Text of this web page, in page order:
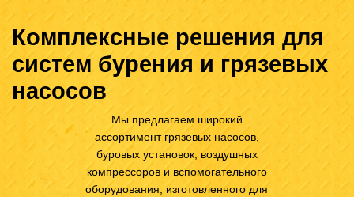
Комплексные решения для
систем бурения и грязевых
насосов
Мы предлагаем широкий
ассортимент грязевых насосов,
буровых установок, воздушных
компрессоров и вспомогательного
оборудования, изготовленного для